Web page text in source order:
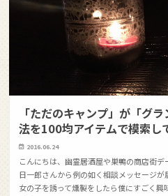
「ただのキャンプ」が「グ
法を100均アイテムで模索し
2016.06.24
こんにちは、幽霊居酒屋や巣鴨の商店街
日一郎さんから例の如く相談メッセージ
女の子を誘って燻製をしたら僕にすごく